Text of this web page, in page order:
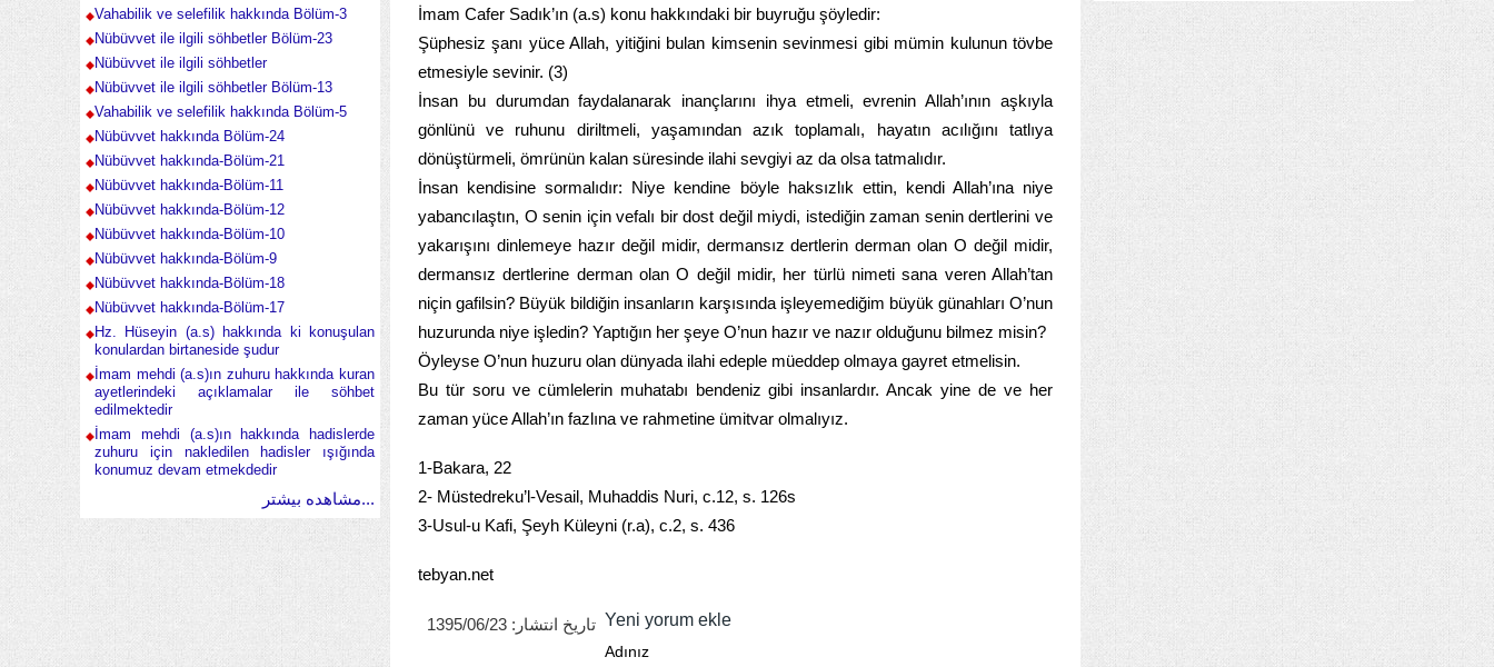
İmam Cafer Sadık’ın (a.s) konu hakkındaki bir buyruğu şöyledir:
Şüphesiz şanı yüce Allah, yitiğini bulan kimsenin sevinmesi gibi mümin kulunun tövbe
etmesiyle sevinir. (3)
İnsan bu durumdan faydalanarak inançlarını ihya etmeli, evrenin Allah’ının aşkıyla
gönlünü ve ruhunu diriltmeli, yaşamından azık toplamalı, hayatın acılığını tatlıya
dönüştürmeli, ömrünün kalan süresinde ilahi sevgiyi az da olsa tatmalıdır.
İnsan kendisine sormalıdır: Niye kendine böyle haksızlık ettin, kendi Allah’ına niye
yabancılaştın, O senin için vefalı bir dost değil miydi, istediğin zaman senin dertlerini ve
yakarışını dinlemeye hazır değil midir, dermansız dertlerin derman olan O değil midir,
dermansız dertlerine derman olan O değil midir, her türlü nimeti sana veren Allah’tan
niçin gafilsin? Büyük bildiğin insanların karşısında işleyemediğim büyük günahları O’nun
huzurunda niye işledin? Yaptığın her şeye O’nun hazır ve nazır olduğunu bilmez misin?
Öyleyse O’nun huzuru olan dünyada ilahi edeple müeddep olmaya gayret etmelisin.
Bu tür soru ve cümlelerin muhatabı bendeniz gibi insanlardır. Ancak yine de ve her
zaman yüce Allah’ın fazlına ve rahmetine ümitvar olmalıyız.
1-Bakara, 22
2- Müstedreku’l-Vesail, Muhaddis Nuri, c.12, s. 126s
3-Usul-u Kafi, Şeyh Küleyni (r.a), c.2, s. 436
tebyan.net
تاریخ انتشار: 1395/06/23 Yeni yorum ekle
Adınız
Vahabilik ve selefilik hakkında Bölüm-3
Nübüvvet ile ilgili söhbetler Bölüm-23
Nübüvvet ile ilgili söhbetler
Nübüvvet ile ilgili söhbetler Bölüm-13
Vahabilik ve selefilik hakkında Bölüm-5
Nübüvvet hakkında Bölüm-24
Nübüvvet hakkında-Bölüm-21
Nübüvvet hakkında-Bölüm-11
Nübüvvet hakkında-Bölüm-12
Nübüvvet hakkında-Bölüm-10
Nübüvvet hakkında-Bölüm-9
Nübüvvet hakkında-Bölüm-18
Nübüvvet hakkında-Bölüm-17
Hz. Hüseyin (a.s) hakkında ki konuşulan
konulardan birtaneside şudur
İmam mehdi (a.s)ın zuhuru hakkında kuran
ayetlerindeki açıklamalar ile söhbet
edilmektedir
İmam mehdi (a.s)ın hakkında hadislerde
zuhuru için nakledilen hadisler ışığında
konumuz devam etmekdedir
مشاهده بیشتر...